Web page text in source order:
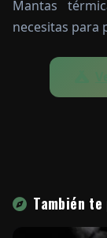
Mantas
necesitas para
También